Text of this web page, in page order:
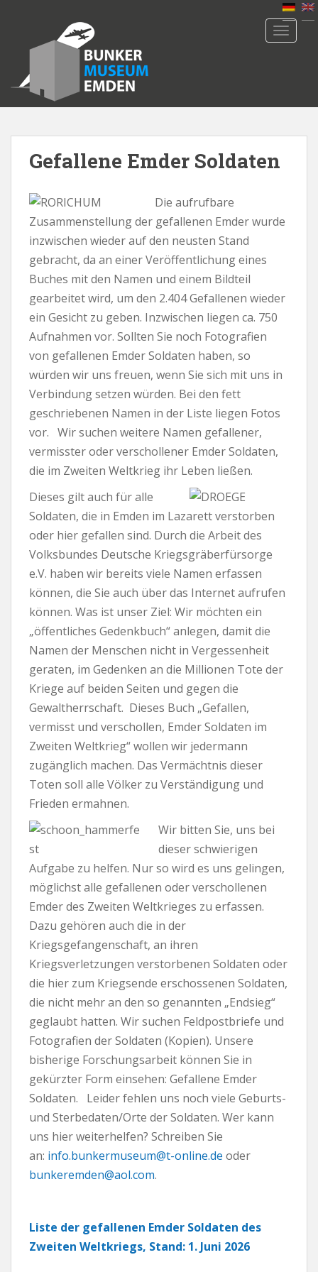
m
Gefallene Emder Soldaten
Die aufrufbare
Zusammenstellung der gefallenen Emder wurde
inzwischen wieder auf den neusten Stand
gebracht, da an einer Veröffentlichung eines
Buches mit den Namen und einem Bildteil
gearbeitet wird, um den 2.404 Gefallenen wieder
ein Gesicht zu geben. Inzwischen liegen ca. 750
Aufnahmen vor. Sollten Sie noch Fotografien
von gefallenen Emder Soldaten haben, so
würden wir uns freuen, wenn Sie sich mit uns in
Verbindung setzen würden. Bei den fett
geschriebenen Namen in der Liste liegen Fotos
vor. Wir suchen weitere Namen gefallener,
vermisster oder verschollener Emder Soldaten,
die im Zweiten Weltkrieg ihr Leben ließen.
Dieses gilt auch für alle
Soldaten, die in Emden im Lazarett verstorben
oder hier gefallen sind. Durch die Arbeit des
Volksbundes Deutsche Kriegsgräberfürsorge
e.V. haben wir bereits viele Namen erfassen
können, die Sie auch über das Internet aufrufen
können. Was ist unser Ziel: Wir möchten ein
„öffentliches Gedenkbuch“ anlegen, damit die
Namen der Menschen nicht in Vergessenheit
geraten, im Gedenken an die Millionen Tote der
Kriege auf beiden Seiten und gegen die
Gewaltherrschaft. Dieses Buch „Gefallen,
vermisst und verschollen, Emder Soldaten im
Zweiten Weltkrieg“ wollen wir jedermann
zugänglich machen. Das Vermächtnis dieser
Toten soll alle Völker zu Verständigung und
Frieden ermahnen.
Wir bitten Sie, uns bei
dieser schwierigen
Aufgabe zu helfen. Nur so wird es uns gelingen,
möglichst alle gefallenen oder verschollenen
Emder des Zweiten Weltkrieges zu erfassen.
Dazu gehören auch die in der
Kriegsgefangenschaft, an ihren
Kriegsverletzungen verstorbenen Soldaten oder
die hier zum Kriegsende erschossenen Soldaten,
die nicht mehr an den so genannten „Endsieg“
geglaubt hatten. Wir suchen Feldpostbriefe und
Fotografien der Soldaten (Kopien). Unsere
bisherige Forschungsarbeit können Sie in
gekürzter Form einsehen: Gefallene Emder
Soldaten. Leider fehlen uns noch viele Geburts-
und Sterbedaten/Orte der Soldaten. Wer kann
uns hier weiterhelfen? Schreiben Sie
an: info.bunkermuseum@t-online.de oder
bunkeremden@aol.com.
Liste der gefallenen Emder Soldaten des
Zweiten Weltkriegs, Stand: 1. Juni 2026